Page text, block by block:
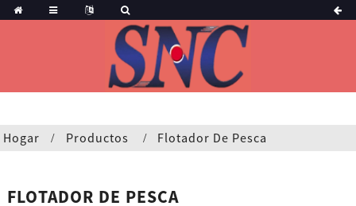
Hogar Productos Flotador De Pesca
FLOTADOR DE PESCA